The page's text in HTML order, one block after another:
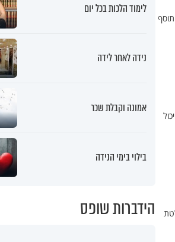
הכושר. גלו איך טריק ה-5 דקות יכול
לימוד הלכות בכל יום
נידה לאחר לידה
אמונה וקבלת שכר
בילוי בימי הנידה
הידברות שופס